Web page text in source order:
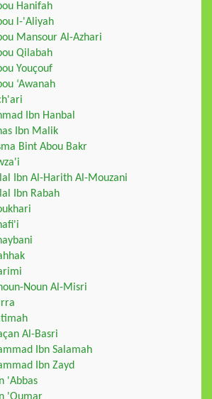
Hanifah
l-'Aliyah
Mansour Al-Azhari
Qilabah
Youçouf
‘Awanah
Ibn Hanbal
Ibn Malik
Bint Abou Bakr
Ibn Al-Harith Al-Mouzani
Ibn Rabah
Noun Al-Misri
Al-Basri
Ibn Salamah
Ibn Zayd
'Abbas